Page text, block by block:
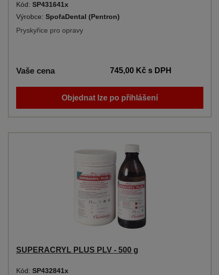
Kód: SP431641x
Výrobce: SpofaDental (Pentron)
Pryskyřice pro opravy
Vaše cena 745,00 Kčs DPH
Objednat lze po přihlášení
SUPERACRYL PLUS PLV - 500 g
Kód: SP432841x